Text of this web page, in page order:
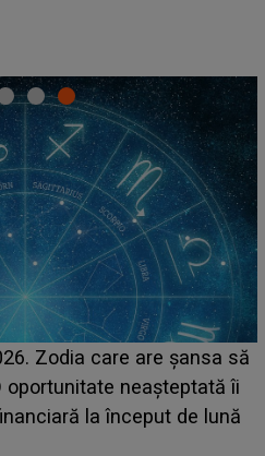
Zodia care are șansa să
oportunitate neașteptată îi
la început de lună